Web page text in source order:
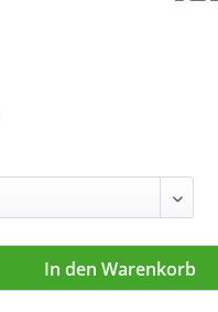
In den Warenkorb